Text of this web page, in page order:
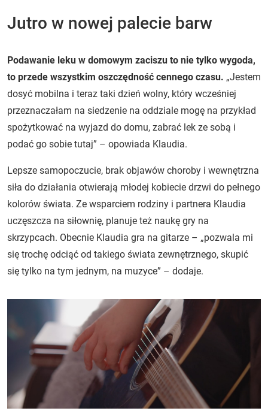
Jutro w nowej palecie barw
Podawanie leku w domowym zaciszu to nie tylko wygoda,
to przede wszystkim oszczędność cennego czasu. „Jestem
dosyć mobilna i teraz taki dzień wolny, który wcześniej
przeznaczałam na siedzenie na oddziale mogę na przykład
spożytkować na wyjazd do domu, zabrać lek ze sobą i
podać go sobie tutaj” – opowiada Klaudia.
Lepsze samopoczucie, brak objawów choroby i wewnętrzna
siła do działania otwierają młodej kobiecie drzwi do pełnego
kolorów świata. Ze wsparciem rodziny i partnera Klaudia
uczęszcza na siłownię, planuje też naukę gry na
skrzypcach. Obecnie Klaudia gra na gitarze – „pozwala mi
się trochę odciąć od takiego świata zewnętrznego, skupić
się tylko na tym jednym, na muzyce” – dodaje.